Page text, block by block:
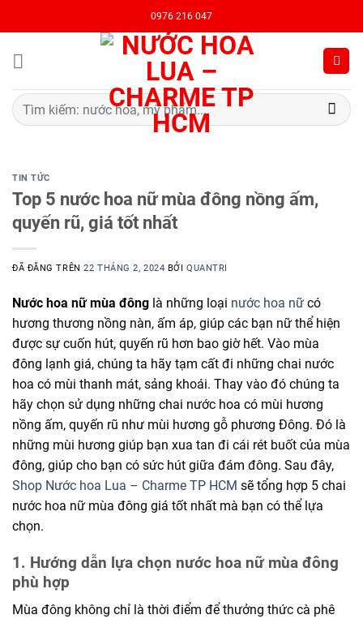
đến
dung
0976 216 047
Tìm
kiếm:
TIN TỨC
Top 5 nước hoa nữ mùa đông nồng ấm,
quyến rũ, giá tốt nhất
ĐÃ ĐĂNG TRÊN22 THÁNG 2, 2024 BỞIQUANTRI
Nước hoa nữ mùa đông là những loại nước hoa nữ có
hương thương nồng nàn, ấm áp, giúp các bạn nữ thể hiện
được sự cuốn hút, quyến rũ hơn bao giờ hết. Vào mùa
đông lạnh giá, chúng ta hãy tạm cất đi những chai nước
hoa có mùi thanh mát, sảng khoái. Thay vào đó chúng ta
hãy chọn sử dụng những chai nước hoa có mùi hương
nồng ấm, quyến rũ như mùi hương gỗ phương Đông. Đó là
những mùi hương giúp bạn xua tan đi cái rét buốt của mùa
đông, giúp cho bạn có sức hút giữa đám đông. Sau đây,
Shop Nước hoa Lua – Charme TP HCM sẽ tổng hợp 5 chai
nước hoa nữ mùa đông giá tốt nhất mà bạn có thể lựa
chọn.
1. Hướng dẫn lựa chọn nước hoa nữ mùa đông
phù hợp
Mùa đông không chỉ là thời điểm để thưởng thức cà phê